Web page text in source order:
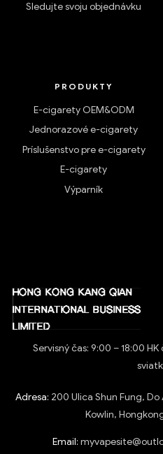
Sledujte svoju objednávku
PRODUKTY
E-cigarety OEM&ODM
Jednorazové e-cigarety
Príslušenstvo pre e-cigarety
E-cigarety
Výparník
Servisný čas: 9:00 – 18:00
Adresa: 200 Ulica Shun Fung, Do
Kowlin,
Email: